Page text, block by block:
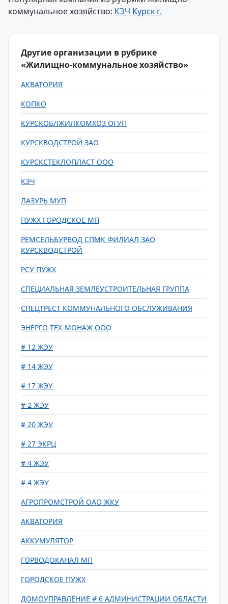
коммунальное хозяйство: КЭЧ Курск г.
Другие организации в рубрике
«Жилищно-коммунальное хозяйство»
АКВАТОРИЯ
КОПКО
КУРСКОБЛЖИЛКОМХОЗ ОГУП
КУРСКВОДСТРОЙ ЗАО
КУРСКСТЕКЛОПЛАСТ ООО
КЭЧ
ЛАЗУРЬ МУП
ПУЖХ ГОРОДСКОЕ МП
РЕМСЕЛЬБУРВОД СПМК ФИЛИАЛ ЗАО
КУРСКВОДСТРОЙ
РСУ ПУЖХ
СПЕЦИАЛЬНАЯ ЗЕМЛЕУСТРОИТЕЛЬНАЯ ГРУППА
СПЕЦТРЕСТ КОММУНАЛЬНОГО ОБСЛУЖИВАНИЯ
ЭНЕРГО-ТЕХ-МОНАЖ ООО
# 12 ЖЭУ
# 14 ЖЭУ
# 17 ЖЭУ
# 2 ЖЭУ
# 20 ЖЭУ
# 27 ЭКРЦ
# 4 ЖЭУ
# 4 ЖЭУ
АГРОПРОМСТРОЙ ОАО ЖКУ
АКВАТОРИЯ
АККУМУЛЯТОР
ГОРВОДОКАНАЛ МП
ГОРОДСКОЕ ПУЖХ
ДОМОУПРАВЛЕНИЕ # 6 АДМИНИСТРАЦИИ ОБЛАСТИ